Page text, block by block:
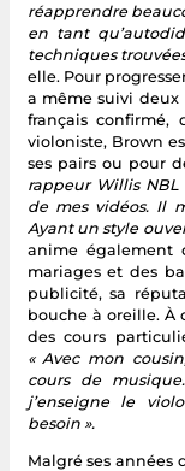
réapprendre
en tant
techniques
elle. Pour
a même suivi deux
français confirmé,
violoniste, Brown
ses pairs ou pour
rappeur Willis NBL
de mes vidéos. Il
Ayant un style
anime également
mariages et des
publicité, sa
bouche à oreille. À
des cours
« Avec mon
cours de
j’enseigne le
besoin ».
Malgré ses années